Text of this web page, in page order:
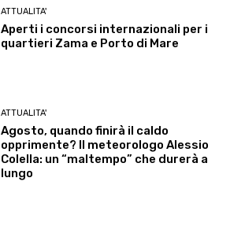
ATTUALITA'
Aperti i concorsi internazionali per i
quartieri Zama e Porto di Mare
ATTUALITA'
Agosto, quando finirà il caldo
opprimente? Il meteorologo Alessio
Colella: un “maltempo” che durerà a
lungo